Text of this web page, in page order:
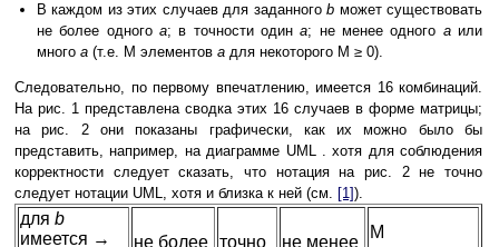
В каждом из этих случаев для заданногоb может существовать
не более одного a; в точности одинa; не менее одного aили
много a (т.е. M элементов a для некоторого M ≥ 0).
Следовательно, по первому впечатлению, имеется 16 комбинаций.
На рис. 1 представлена сводка этих 16 случаев в форме матрицы;
на рис. 2 они показаны графически, как их можно было бы
представить, например, на диаграмме UML . хотя для соблюдения
корректности следует сказать, что нотация на рис. 2 не точно
следует нотации UML, хотя и близка к ней (см. [1]).
для b
имеется →
не более точно не менее
M